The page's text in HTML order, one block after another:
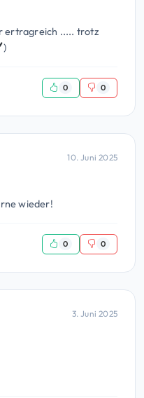
ertragreich ..... trotz
)
0 0
10. Juni 2025
wieder!
0 0
3. Juni 2025